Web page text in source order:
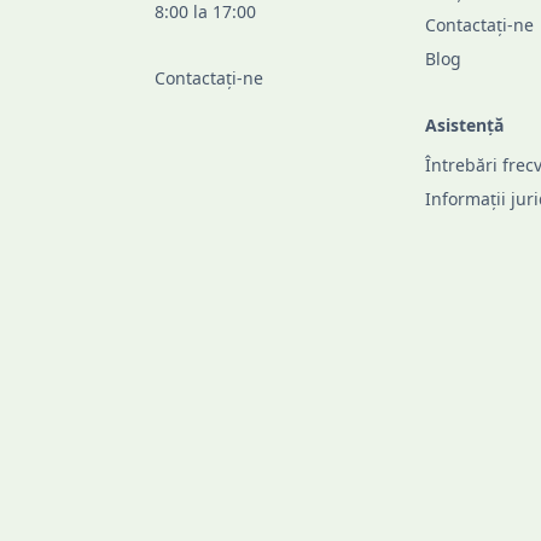
8:00 la 17:00
Contactați-ne
Contactați-ne
Blog
Asistență
Întrebări
Informații